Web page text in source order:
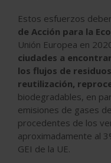
Estos esfuerzos
de Acción para la
Unión Europea en
ciudades a
los flujos de
reutilización,
biodegradables, en
emisiones de gases
procedentes de los
aproximadamente al
GEI de la UE.